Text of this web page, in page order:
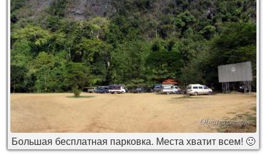
Большая бесплатная парковка. Места хватит всем! 🙂